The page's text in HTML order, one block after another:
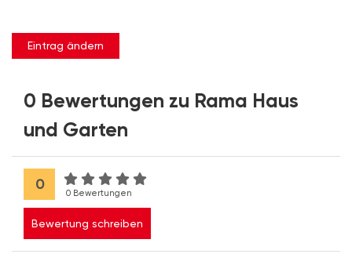
Eintrag ändern
0 Bewertungen zu Rama Haus
und Garten
0
0 Bewertungen
Bewertung schreiben